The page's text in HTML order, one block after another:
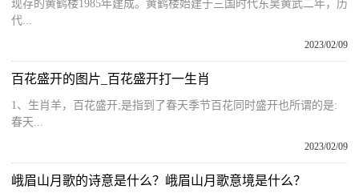
现存的黄鹤楼1985年建成。黄鹤楼始建于三国时代东吴黄武二年，历
代...
2023/02/09
百花盛开的图片_百花盛开打一生肖
1、生肖羊，百花盛开;是指到了春天季节百花同时盛开也所谓的是:
春天...
2023/02/09
峨眉山月歌的诗意是什么？峨眉山月歌意境是什么？